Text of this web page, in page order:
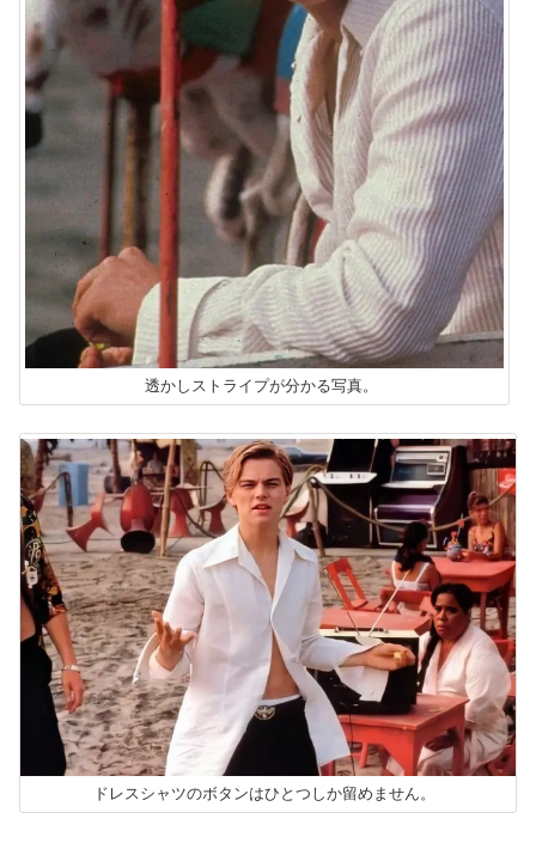
透かしストライプが分かる写真。
ドレスシャツのボタンはひとつしか留めません。